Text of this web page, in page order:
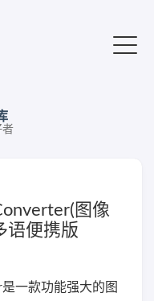
者
图像
语便携版
一款功能强大的图